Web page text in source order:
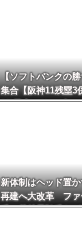
【ソフトバンクの
集合【阪神11残塁3
28)日本シリーズ
新体制はヘッド置
再建へ大改革 ファ
氏、若林晃弘氏ら